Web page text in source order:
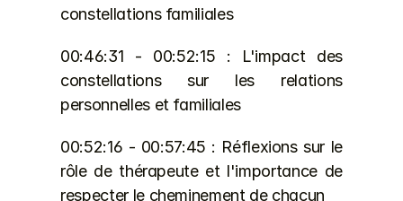
constellations familiales
00:46:31 - 00:52:15 : L'impact des
constellations sur les relations
personnelles et familiales
00:52:16 - 00:57:45 : Réflexions sur le
rôle de thérapeute et l'importance de
respecter le cheminement de chacun